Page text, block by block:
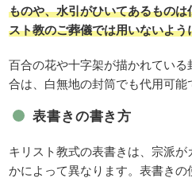
ものや、水引がひいてあるもの
スト教のご葬儀では用いないよう
百合の花や十字架が描かれてい
合は、白無地の封筒でも代用可能
表書きの書き方
キリスト教式の表書きは、宗派
かによって異なります。表書き